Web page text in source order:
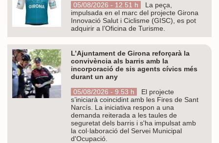
05/08/2026 - 12.51 h
La peça,
impulsada en el marc del projecte Girona
Innovació Salut i Ciclisme (GISC), es pot
adquirir a l’Oficina de Turisme.
L’Ajuntament de Girona reforçarà la
convivència als barris amb la
incorporació de sis agents cívics més
durant un any
05/08/2026 - 9.53 h
El projecte
s’iniciarà coincidint amb les Fires de Sant
Narcís. La iniciativa respon a una
demanda reiterada a les taules de
seguretat dels barris i s'ha impulsat amb
la col·laboració del Servei Municipal
d'Ocupació.